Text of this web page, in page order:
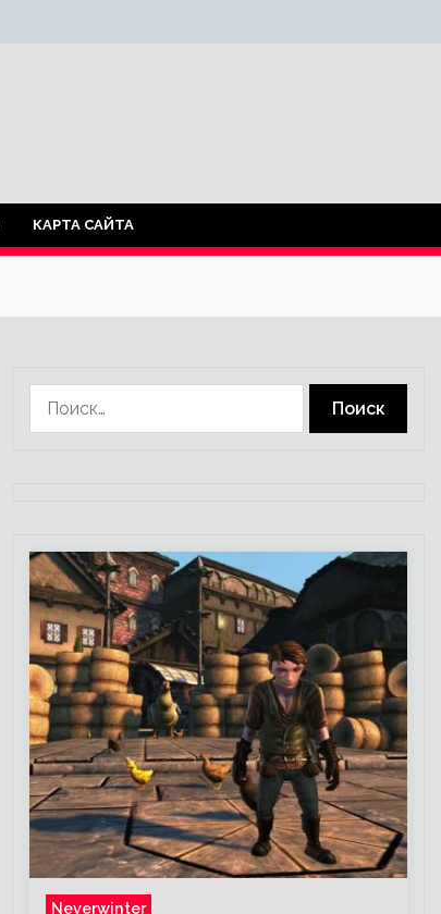
КАРТА САЙТА
Neverwinter